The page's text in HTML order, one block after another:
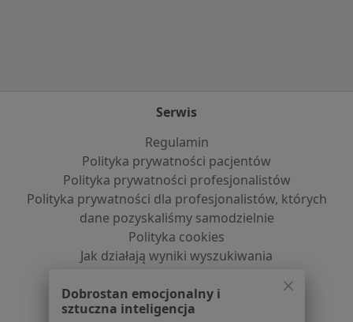
Serwis
Regulamin
Polityka prywatności pacjentów
Polityka prywatności profesjonalistów
Polityka prywatności dla profesjonalistów, których
dane pozyskaliśmy samodzielnie
Polityka cookies
Jak działają wyniki wyszukiwania
O nas
Praca Rekrutujemy!
Dobrostan emocjonalny i
sztuczna inteligencja